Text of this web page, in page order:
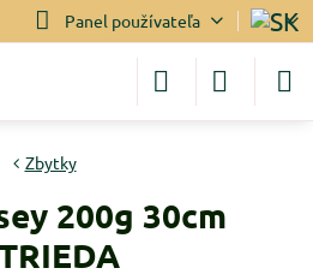
Panel používateľa
Zbytky
200g 30cm